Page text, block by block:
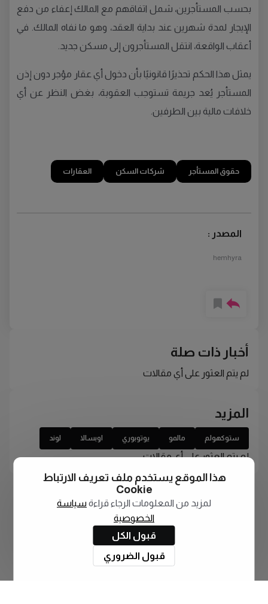
بحسب المستأجرين، شمل اتفاقهم مع المالك إعفاء من دفع
الإيجار لمدة شهرين عند بداية العقد، وهو ما نفاه المالك. في
أعقاب الواقعة، انتقل المستأجرون إلى مسكن جديد.
يمثل هذا الحكم تحذيرًا قانونيًا بأن دخول أي عقار مؤجر دون إذن
المستأجر يُعد جريمة تستوجب العقوبة، بغض النظر عن أي
خلافات مالية بين الطرفين.
حقوق المستأجر شركات السكن العقارات
المصدر :
hemhyra
أخبار ذات صلة
لم يتم العثور على أي مقالات
المزيد
ستوكهولم مالمو يوتوبوري اوبسالا لوند
لم يتم العثور على أي مقالات
هذا الموقع يستخدم ملف تعريف الارتباط
Cookie
لمزيد من المعلومات الرجاء قراءة سياسة
الخصوصية
قبول الكل
قبول الضروري